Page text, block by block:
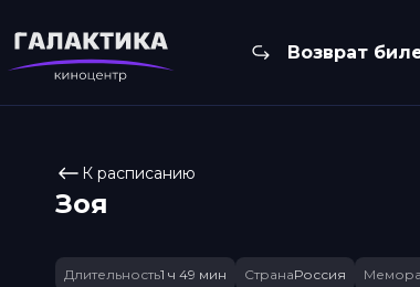
Возврат
К расписанию
Зоя
Длительность1 ч 49 мин СтранаРоссия